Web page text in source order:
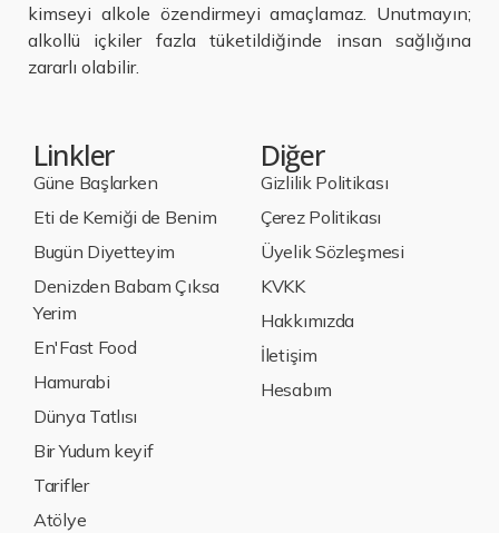
kimseyi alkole özendirmeyi amaçlamaz. Unutmayın;
alkollü içkiler fazla tüketildiğinde insan sağlığına
zararlı olabilir.
Linkler
Güne Başlarken
Eti de Kemiği de Benim
Bugün Diyetteyim
Denizden Babam Çıksa
Yerim
En'Fast Food
Hamurabi
Dünya Tatlısı
Bir Yudum keyif
Tarifler
Atölye
Diğer
Gizlilik Politikası
Çerez Politikası
Üyelik Sözleşmesi
KVKK
Hakkımızda
İletişim
Hesabım